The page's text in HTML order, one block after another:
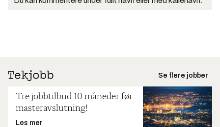
Se flere jobber
Tre jobbtilbud 10 måneder før
masteravslutning!
Les mer